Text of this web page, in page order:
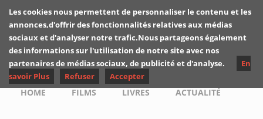
Skip to main content
Les critiques de
Yuyine
Main menu
HOME FILMS LIVRES ACTUALITÉ
Les cookies nous permettent de personnaliser le contenu et les
annonces,d'offrir des fonctionnalités relatives aux médias
sociaux et d'analyser notre trafic.Nous partageons également
des informations sur l'utilisation de notre site avec nos
partenaires de médias sociaux, de publicité et d'analyse.
En
savoir Plus
Refuser Accepter